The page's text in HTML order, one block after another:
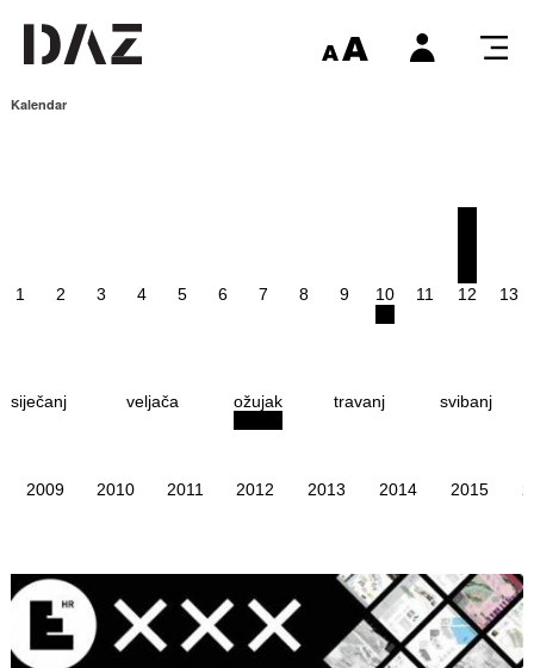
Kalendar
1 2 3 4 5 6 7 8 9 10 11 12 13
siječanj veljača ožujak travanj svibanj
2009 2010 2011 2012 2013 2014 2015